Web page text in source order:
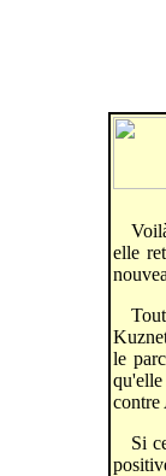
elle
le
qu'elle
contre
Si